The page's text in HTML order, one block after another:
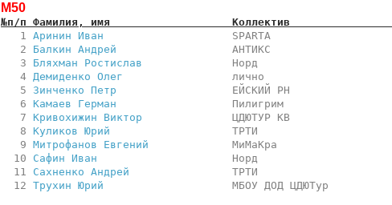
М50
№п/п Фамилия, имя                   Коллектив
   1
Аринин Иван SPARTA
   2
Балкин Андрей АНТИКС
   3
Бляхман Ростислав Норд
   4
Демиденко Олег лично
   5
Зинченко Петр ЕЙСКИЙ РН
   6
Камаев Герман Пилигрим
   7
Кривохижин Виктор ЦДЮТУР КВ
   8
Куликов Юрий ТРТИ
   9
Митрофанов Евгений МиМаКра
  10
Сафин Иван Норд
  11
Сахненко Андрей ТРТИ
  12
Трухин Юрий МБОУ ДОД ЦДЮТур